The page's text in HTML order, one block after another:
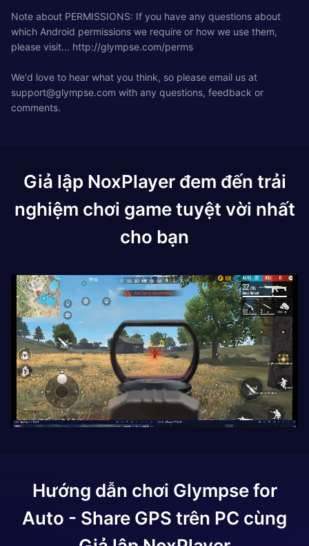
Note about PERMISSIONS: If you have any questions about
which Android permissions we require or how we use them,
please visit... http://glympse.com/perms
We'd love to hear what you think, so please email us at
support@glympse.com with any questions, feedback or
comments.
Giả lập NoxPlayer đem đến trải
nghiệm chơi game tuyệt vời nhất
cho bạn
Hướng dẫn chơi Glympse for
Auto - Share GPS trên PC cùng